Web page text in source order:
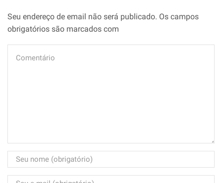
Seu endereço de email não será publicado. Os campos
obrigatórios são marcados com